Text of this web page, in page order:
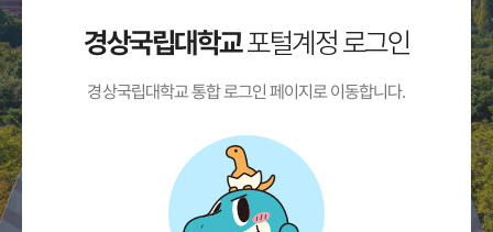
경상국립대학교포털계정 로그인
경상국립대학교 통합 로그인 페이지로 이동합니다.